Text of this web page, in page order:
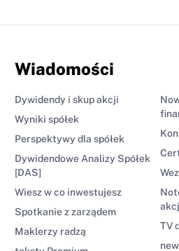
Wiadomości
Dywidendy i skup akcji
Wyniki spółek
Perspektywy dla spółek
Dywidendowe Analizy Spółek
[DAS]
Wiesz w co inwestujesz
Spotkanie z zarządem
Maklerzy radzą
TV